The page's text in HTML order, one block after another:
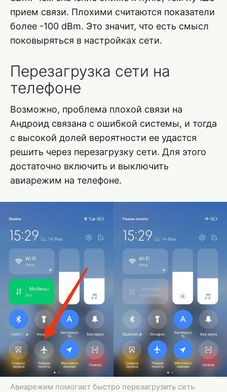
прием связи. Плохими считаются показатели
более -100 dBm. Это значит, что есть смысл
поковыряться в настройках сети.
Перезагрузка сети на
телефоне
Возможно, проблема плохой связи на
Андроид связана с ошибкой системы, и тогда
с высокой долей вероятности ее удастся
решить через перезагрузку сети. Для этого
достаточно включить и выключить
авиарежим на телефоне.
Авиарежим помогает быстро перезагрузить сеть